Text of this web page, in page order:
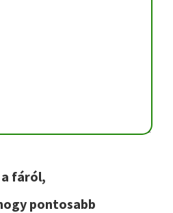
fáról,
pontosabb